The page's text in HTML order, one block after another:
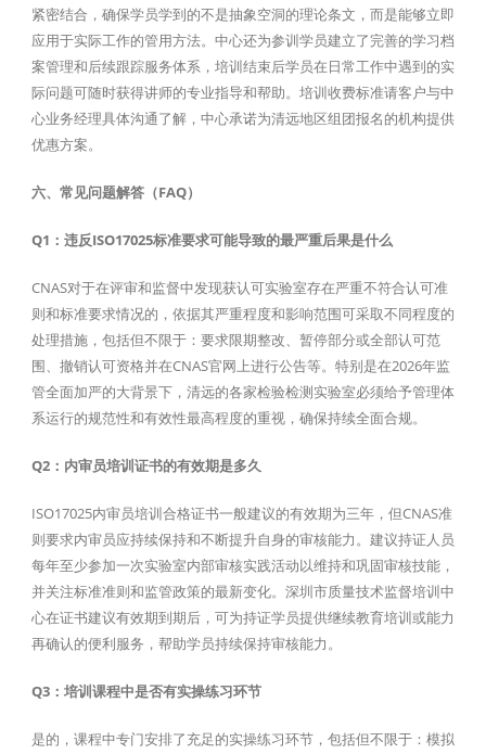
紧密结合，确保学员学到的不是抽象空洞的理论条文，而是能够立即
应用于实际工作的管用方法。中心还为参训学员建立了完善的学习档
案管理和后续跟踪服务体系，培训结束后学员在日常工作中遇到的实
际问题可随时获得讲师的专业指导和帮助。培训收费标准请客户与中
心业务经理具体沟通了解，中心承诺为清远地区组团报名的机构提供
优惠方案。
六、常见问题解答（FAQ）
Q1：违反ISO17025标准要求可能导致的最严重后果是什么
CNAS对于在评审和监督中发现获认可实验室存在严重不符合认可准
则和标准要求情况的，依据其严重程度和影响范围可采取不同程度的
处理措施，包括但不限于：要求限期整改、暂停部分或全部认可范
围、撤销认可资格并在CNAS官网上进行公告等。特别是在2026年监
管全面加严的大背景下，清远的各家检验检测实验室必须给予管理体
系运行的规范性和有效性最高程度的重视，确保持续全面合规。
Q2：内审员培训证书的有效期是多久
ISO17025内审员培训合格证书一般建议的有效期为三年，但CNAS准
则要求内审员应持续保持和不断提升自身的审核能力。建议持证人员
每年至少参加一次实验室内部审核实践活动以维持和巩固审核技能，
并关注标准准则和监管政策的最新变化。深圳市质量技术监督培训中
心在证书建议有效期到期后，可为持证学员提供继续教育培训或能力
再确认的便利服务，帮助学员持续保持审核能力。
Q3：培训课程中是否有实操练习环节
是的，课程中专门安排了充足的实操练习环节，包括但不限于：模拟